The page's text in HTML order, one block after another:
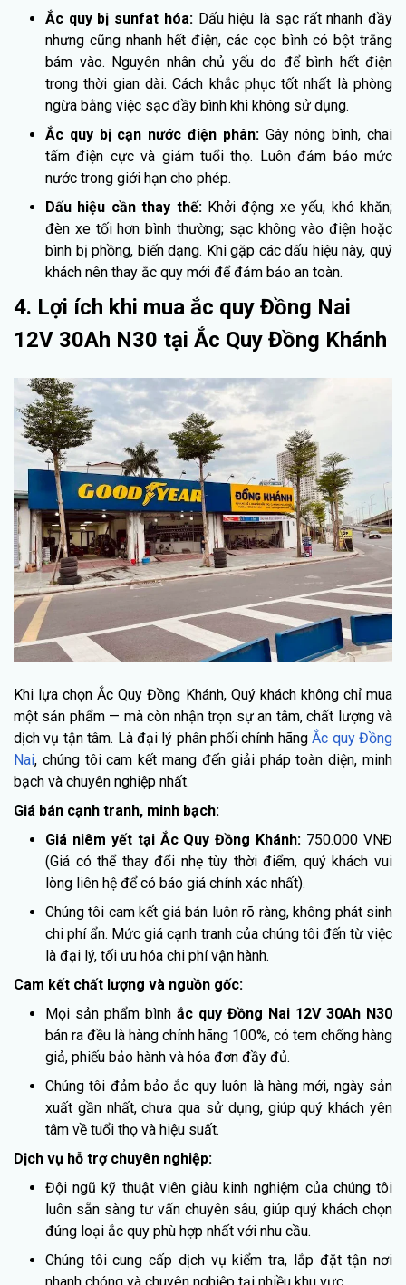
Ắc quy bị sunfat hóa:Dấu hiệu là sạc rất nhanh đầy
nhưng cũng nhanh hết điện, các cọc bình có bột trắng
bám vào. Nguyên nhân chủ yếu do để bình hết điện
trong thời gian dài. Cách khắc phục tốt nhất là phòng
ngừa bằng việc sạc đầy bình khi không sử dụng.
Ắc quy bị cạn nước điện phân:Gây nóng bình, chai
tấm điện cực và giảm tuổi thọ. Luôn đảm bảo mức
nước trong giới hạn cho phép.
Dấu hiệu cần thay thế:Khởi động xe yếu, khó khăn;
đèn xe tối hơn bình thường; sạc không vào điện hoặc
bình bị phồng, biến dạng. Khi gặp các dấu hiệu này, quý
khách nên thay ắc quy mới để đảm bảo an toàn.
4. Lợi ích khi mua ắc quy Đồng Nai
12V 30Ah N30 tại Ắc Quy Đồng Khánh
Khi lựa chọn Ắc Quy Đồng Khánh, Quý khách không chỉ mua
một sản phẩm — mà còn nhận trọn sự an tâm, chất lượng và
dịch vụ tận tâm. Là đại lý phân phối chính hãngẮc quy Đồng
Nai, chúng tôi cam kết mang đến giải pháp toàn diện, minh
bạch và chuyên nghiệp nhất.
Giá bán cạnh tranh, minh bạch:
Giá niêm yết tại Ắc Quy Đồng Khánh: 750.000 VNĐ
(Giá có thể thay đổi nhẹ tùy thời điểm, quý khách vui
lòng liên hệ để có báo giá chính xác nhất).
Chúng tôi cam kết giá bán luôn rõ ràng, không phát sinh
chi phí ẩn. Mức giá cạnh tranh của chúng tôi đến từ việc
là đại lý, tối ưu hóa chi phí vận hành.
Cam kết chất lượng và nguồn gốc:
Mọi sản phẩm bình ắc quy Đồng Nai 12V 30Ah N30
bán ra đều là hàng chính hãng 100%, có tem chống hàng
giả, phiếu bảo hành và hóa đơn đầy đủ.
Chúng tôi đảm bảo ắc quy luôn là hàng mới, ngày sản
xuất gần nhất, chưa qua sử dụng, giúp quý khách yên
tâm về tuổi thọ và hiệu suất.
Dịch vụ hỗ trợ chuyên nghiệp:
Đội ngũ kỹ thuật viên giàu kinh nghiệm của chúng tôi
luôn sẵn sàng tư vấn chuyên sâu, giúp quý khách chọn
đúng loại ắc quy phù hợp nhất với nhu cầu.
Chúng tôi cung cấp dịch vụ kiểm tra, lắp đặt tận nơi
nhanh chóng và chuyên nghiệp tại nhiều khu vực.